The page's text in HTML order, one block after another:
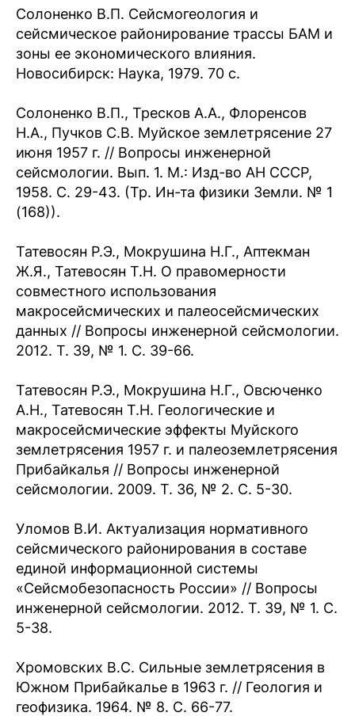
Солоненко В.П. Сейсмогеология и
сейсмическое районирование трассы БАМ и
зоны ее экономического влияния.
Новосибирск: Наука, 1979. 70 с.
Солоненко В.П., Тресков А.А., Флоренсов
Н.А., Пучков С.В. Муйское землетрясение 27
июня 1957 г. // Вопросы инженерной
сейсмологии. Вып. 1. М.: Изд-во АН СССР,
1958. С. 29-43. (Тр. Ин-та физики Земли. № 1
(168)).
Татевосян Р.Э., Мокрушина Н.Г., Аптекман
Ж.Я., Татевосян Т.Н. О правомерности
совместного использования
макросейсмических и палеосейсмических
данных // Вопросы инженерной сейсмологии.
2012. Т. 39, № 1. С. 39-66.
Татевосян Р.Э., Мокрушина Н.Г., Овсюченко
А.Н., Татевосян Т.Н. Геологические и
макросейсмические эффекты Муйского
землетрясения 1957 г. и палеоземлетрясения
Прибайкалья // Вопросы инженерной
сейсмологии. 2009. Т. 36, № 2. C. 5-30.
Уломов В.И. Актуализация нормативного
сейсмического районирования в составе
единой информационной системы
«Сейсмобезопасность России» // Вопросы
инженерной сейсмологии. 2012. Т. 39, № 1. С.
5-38.
Хромовских В.С. Сильные землетрясения в
Южном Прибайкалье в 1963 г. // Геология и
геофизика. 1964. № 8. С. 66-77.